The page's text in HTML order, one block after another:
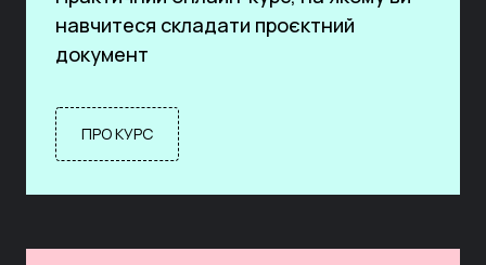
навчитеся складати проєктний
документ
ПРО КУРС